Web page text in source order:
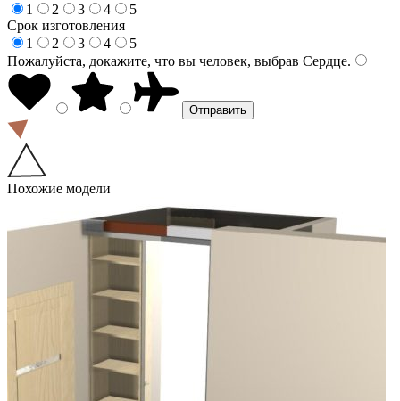
1
2 3 4
5
Срок изготовления
1
2 3 4
5
Пожалуйста, докажите, что вы человек, выбрав Сердце.
Похожие модели